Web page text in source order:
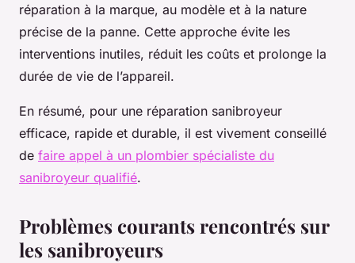
réparation à la marque, au modèle et à la nature
précise de la panne. Cette approche évite les
interventions inutiles, réduit les coûts et prolonge la
durée de vie de l’appareil.
En résumé, pour une réparation sanibroyeur
efficace, rapide et durable, il est vivement conseillé
de faire appel à un plombier spécialiste du
sanibroyeur qualifié.
Problèmes courants rencontrés sur
les sanibroyeurs